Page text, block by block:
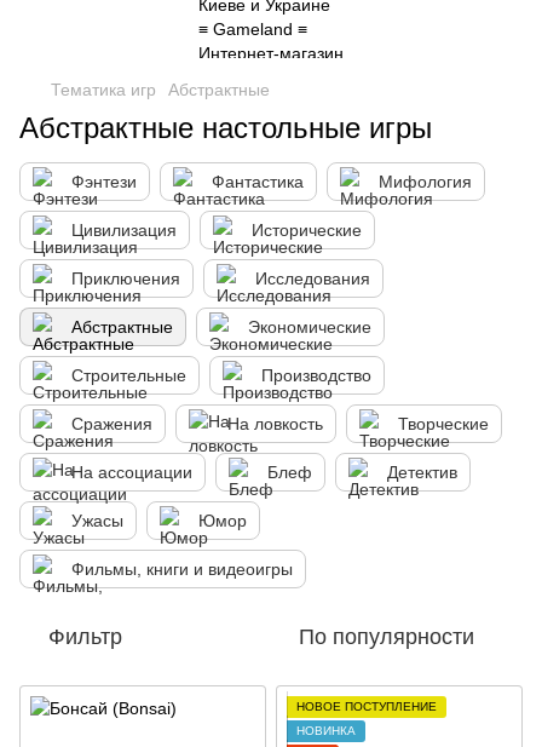
Тематика игр Абстрактные
Абстрактные настольные игры
Фэнтези Фантастика Мифология
Цивилизация Исторические
Приключения Исследования
Абстрактные Экономические
Строительные Производство
Сражения На ловкость Творческие
На ассоциации Блеф Детектив
Ужасы Юмор
Фильмы, книги и видеоигры
Фильтр По популярности
НОВОЕ ПОСТУПЛЕНИЕ
НОВИНКА